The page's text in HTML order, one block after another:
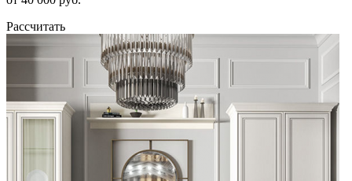
Рассчитать